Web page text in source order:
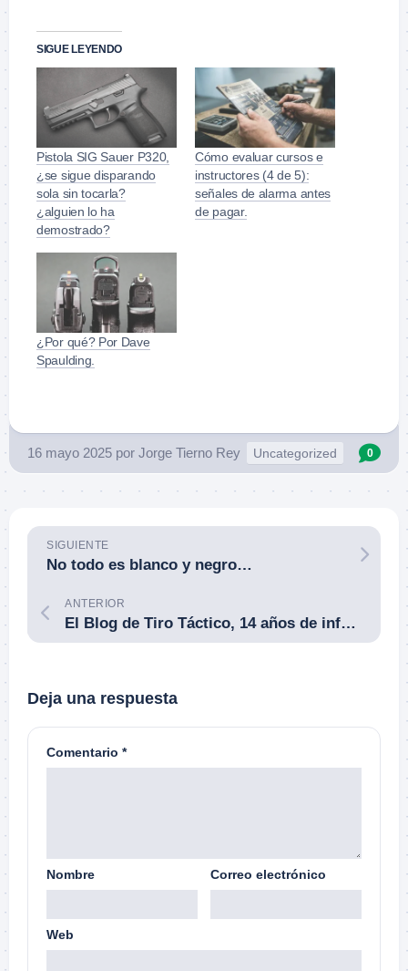
SIGUE LEYENDO
Pistola SIG Sauer P320,
¿se sigue disparando
sola sin tocarla?
¿alguien lo ha
demostrado?
Cómo evaluar cursos e
instructores (4 de 5):
señales de alarma antes
de pagar.
¿Por qué? Por Dave
Spaulding.
16 mayo 2025 por Jorge Tierno Rey Uncategorized 0
SIGUIENTE
No todo es blanco y negro…
ANTERIOR
El Blog de Tiro Táctico, 14 años de información.
Deja una respuesta
Comentario *
Nombre Correo electrónico
Web